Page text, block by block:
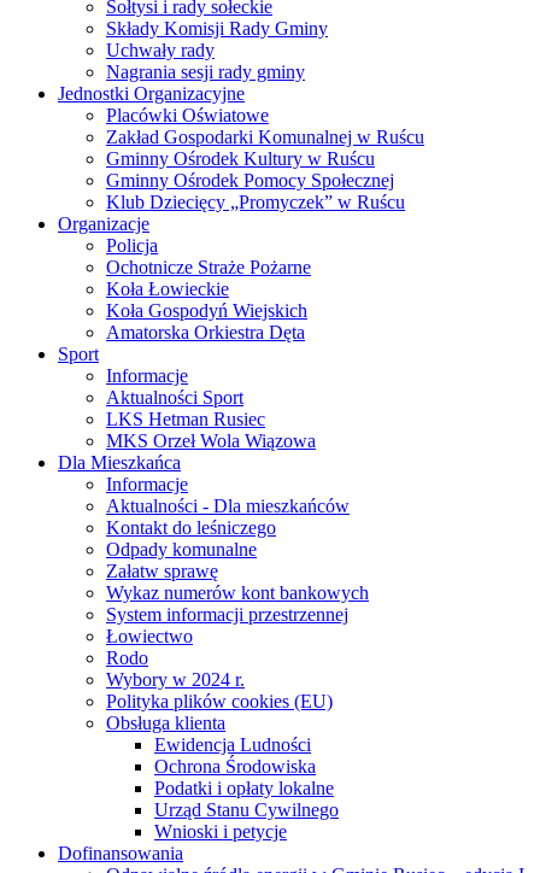
Sołtysi i rady sołeckie
Składy Komisji Rady Gminy
Uchwały rady
Nagrania sesji rady gminy
Jednostki Organizacyjne
Placówki Oświatowe
Zakład Gospodarki Komunalnej w Ruścu
Gminny Ośrodek Kultury w Ruścu
Gminny Ośrodek Pomocy Społecznej
Klub Dziecięcy „Promyczek” w Ruścu
Organizacje
Policja
Ochotnicze Straże Pożarne
Koła Łowieckie
Koła Gospodyń Wiejskich
Amatorska Orkiestra Dęta
Sport
Informacje
Aktualności Sport
LKS Hetman Rusiec
MKS Orzeł Wola Wiązowa
Dla Mieszkańca
Informacje
Aktualności - Dla mieszkańców
Kontakt do leśniczego
Odpady komunalne
Załatw sprawę
Wykaz numerów kont bankowych
System informacji przestrzennej
Łowiectwo
Rodo
Wybory w 2024 r.
Polityka plików cookies (EU)
Obsługa klienta
Ewidencja Ludności
Ochrona Środowiska
Podatki i opłaty lokalne
Urząd Stanu Cywilnego
Wnioski i petycje
Dofinansowania